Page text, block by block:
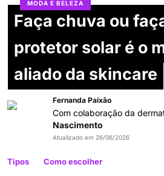
MODA E BELEZA
Faça chuva ou
protetor solar é o
aliado da skincare
Fernanda Paixão
Com colaboração da
Nascimento
Atualizado em 26/06/2026
Tipos Como escolher